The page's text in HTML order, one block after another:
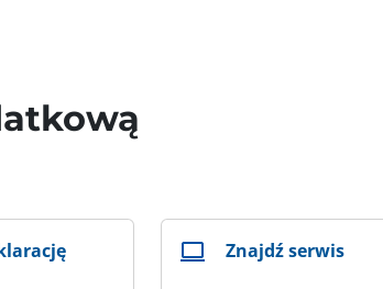
Znajdź serwis